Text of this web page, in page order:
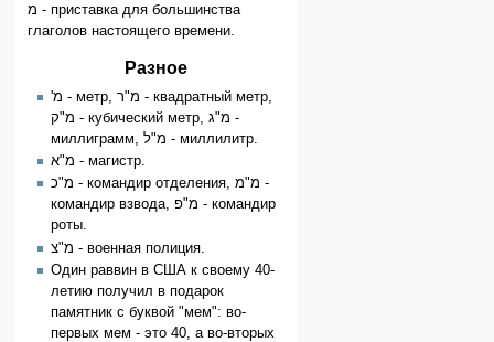
מ - приставка для большинства
глаголов настоящего времени.
Разное
'מ - метр, מ"ר - квадратный метр,
מ"ק - кубический метр, מ"ג -
миллиграмм, מ"ל - миллилитр.
מ"א - магистр.
מ"כ - командир отделения, מ"מ -
командир взвода, מ"פ - командир
роты.
מ"צ - военная полиция.
Один раввин в США к своему 40-
летию получил в подарок
памятник с буквой "мем": во-
первых мем - это 40, а во-вторых